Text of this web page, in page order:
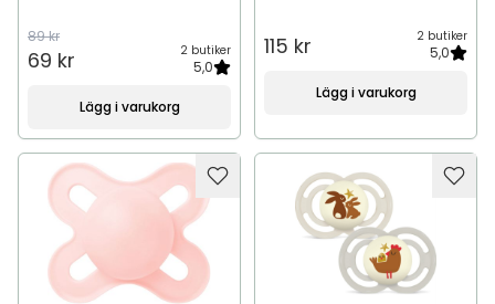
89 kr
69 kr 2 butiker
5,0
Lägg i varukorg
115 kr 2 butiker
5,0
Lägg i varukorg